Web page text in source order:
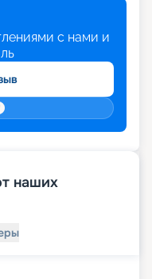
с нами и
наших